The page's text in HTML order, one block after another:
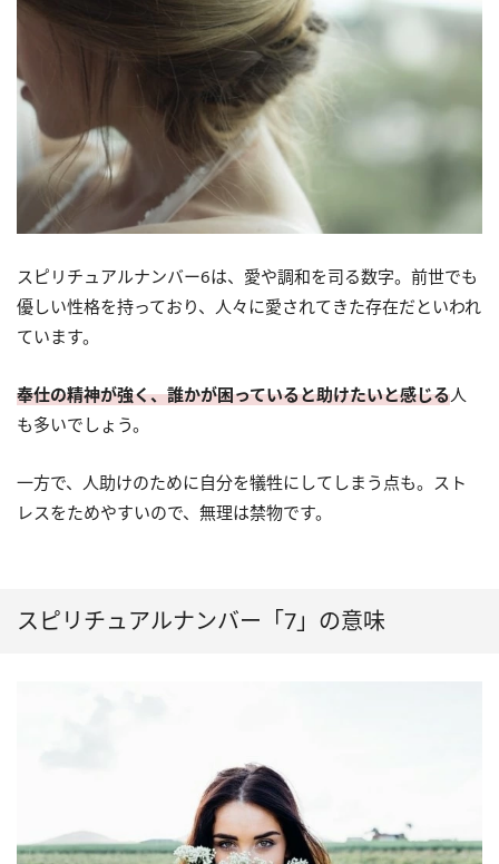
スピリチュアルナンバー6は、愛や調和を司る数字。前世でも
優しい性格を持っており、人々に愛されてきた存在だといわれ
ています。
奉仕の精神が強く、誰かが困っていると助けたいと感じる人
も多いでしょう。
一方で、人助けのために自分を犠牲にしてしまう点も。スト
レスをためやすいので、無理は禁物です。
スピリチュアルナンバー「7」の意味